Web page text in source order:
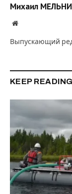
Михаил
Website
Выпускающий
KEEP READING